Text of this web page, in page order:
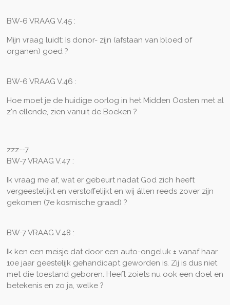
BW-6 VRAAG V.45 :
Mijn vraag luidt: Is donor- zijn (afstaan van bloed of
organen) goed ?
BW-6 VRAAG V.46 :
Hoe moet je de huidige oorlog in het Midden Oosten met al
z'n ellende, zien vanuit de Boeken ?
zzz--7
BW-7 VRAAG V.47 :
Ik vraag me af, wat er gebeurt nadat God zich heeft
vergeestelijkt en verstoffelijkt en wij állen reeds zover zijn
gekomen (7e kosmische graad) ?
BW-7 VRAAG V.48 :
Ik ken een meisje dat door een auto-ongeluk ± vanaf haar
10e jaar geestelijk gehandicapt geworden is. Zij is dus niet
met die toestand geboren. Heeft zoiets nu ook een doel en
betekenis en zo ja, welke ?